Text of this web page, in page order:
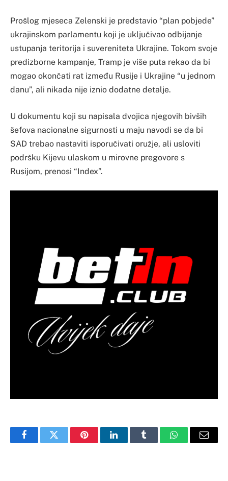
Prošlog mjeseca Zelenski je predstavio “plan pobjede”
ukrajinskom parlamentu koji je uključivao odbijanje
ustupanja teritorija i suvereniteta Ukrajine. Tokom svoje
predizborne kampanje, Tramp je više puta rekao da bi
mogao okončati rat između Rusije i Ukrajine “u jednom
danu”, ali nikada nije iznio dodatne detalje.
U dokumentu koji su napisala dvojica njegovih bivših
šefova nacionalne sigurnosti u maju navodi se da bi
SAD trebao nastaviti isporučivati ​​oružje, ali usloviti
podršku Kijevu ulaskom u mirovne pregovore s
Rusijom, prenosi “Index”.
FacebookTwitter PinterestLinkedInTumblr WhatsAppEmail